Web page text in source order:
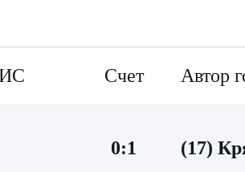
Счет Автор
0:1 (17)